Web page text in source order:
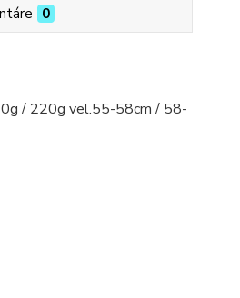
0
/ 220g vel.55-58cm / 58-